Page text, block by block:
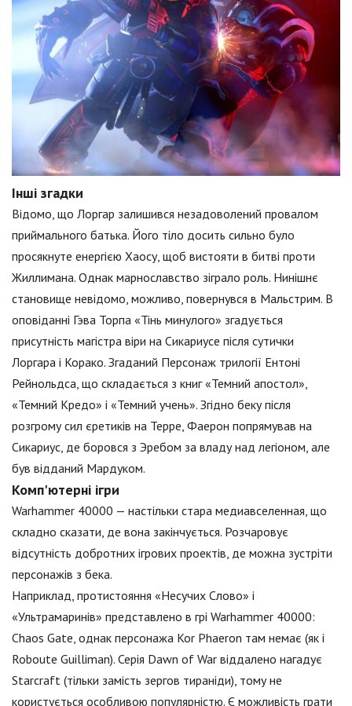
Інші згадки
Відомо, що Лоргар залишився незадоволений провалом
приймального батька. Його тіло досить сильно було
просякнуте енергією Хаосу, щоб вистояти в битві проти
Жиллимана. Однак марнославство зіграло роль. Нинішнє
становище невідомо, можливо, повернувся в Мальстрим. В
оповіданні Гэва Торпа «Тінь минулого» згадується
присутність магістра віри на Сикариусе після сутички
Лоргара і Корако. Згаданий Персонаж трилогії Ентоні
Рейнольдса, що складається з книг «Темний апостол»,
«Темний Кредо» і «Темний учень». Згідно беку після
розгрому сил єретиків на Терре, Фаерон попрямував на
Сикариус, де боровся з Эребом за владу над легіоном, але
був відданий Мардуком.
Комп'ютерні ігри
Warhammer 40000 — настільки стара медиавселенная, що
складно сказати, де вона закінчується. Розчаровує
відсутність добротних ігрових проектів, де можна зустріти
персонажів з бека.
Наприклад, протистояння «Несучих Слово» і
«Ультрамаринів» представлено в грі Warhammer 40000:
Chaos Gate, однак персонажа Kor Phaeron там немає (як і
Roboute Guilliman). Серія Dawn of War віддалено нагадує
Starcraft (тільки замість зергов тираніди), тому не
користується особливою популярністю. Є можливість грати